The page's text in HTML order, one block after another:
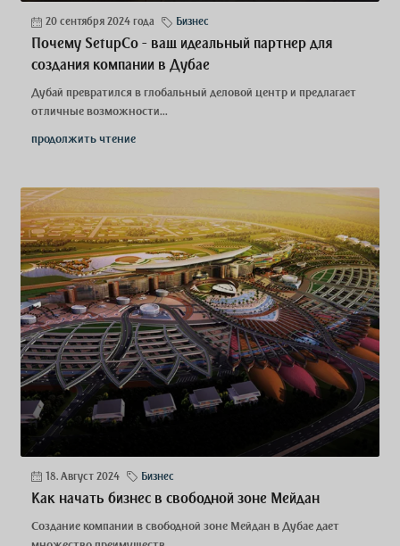
20 сентября 2024 года Бизнес
Почему SetupCo - ваш идеальный партнер для
создания компании в Дубае
Дубай превратился в глобальный деловой центр и предлагает
отличные возможности...
продолжить чтение
18. Август 2024 Бизнес
Как начать бизнес в свободной зоне Мейдан
Создание компании в свободной зоне Мейдан в Дубае дает